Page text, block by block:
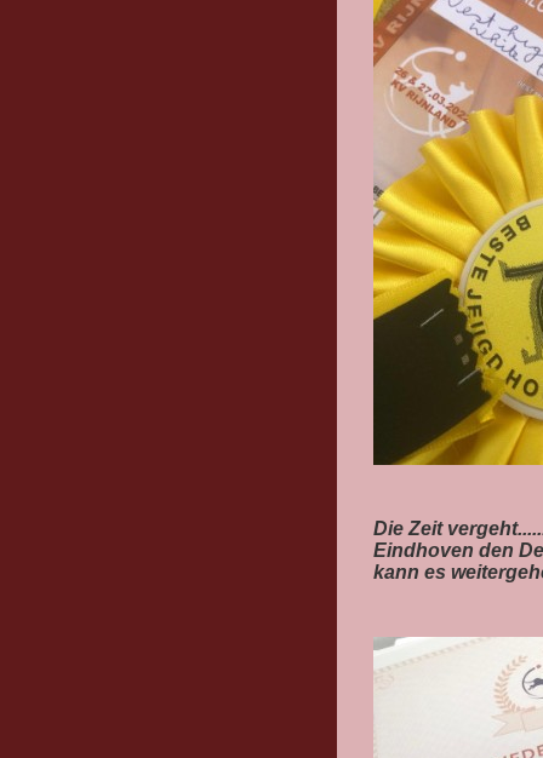
Die Zeit
Eindhoven den
kann es